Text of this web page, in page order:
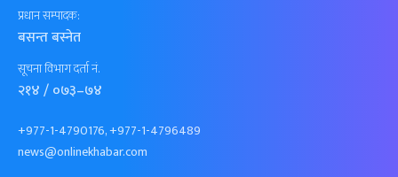
प्रधान सम्पादक:
बसन्त बस्नेत
सूचना विभाग दर्ता नं.
२१४ / ०७३–७४
+977-1-4790176, +977-1-4796489
news@onlinekhabar.com